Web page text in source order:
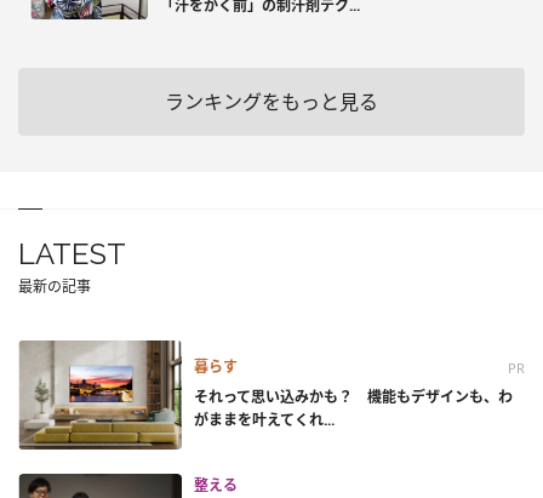
「汗をかく前」の制汗剤テク...
ランキングをもっと見る
LATEST
最新の記事
暮らす PR
それって思い込みかも？ 機能もデザインも、わ
がままを叶えてくれ...
整える